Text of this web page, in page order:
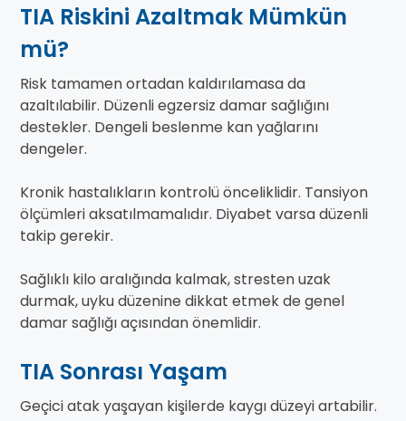
TIA Riskini Azaltmak Mümkün
mü?
Risk tamamen ortadan kaldırılamasa da
azaltılabilir. Düzenli egzersiz damar sağlığını
destekler. Dengeli beslenme kan yağlarını
dengeler.
Kronik hastalıkların kontrolü önceliklidir. Tansiyon
ölçümleri aksatılmamalıdır. Diyabet varsa düzenli
takip gerekir.
Sağlıklı kilo aralığında kalmak, stresten uzak
durmak, uyku düzenine dikkat etmek de genel
damar sağlığı açısından önemlidir.
TIA Sonrası Yaşam
Geçici atak yaşayan kişilerde kaygı düzeyi artabilir.